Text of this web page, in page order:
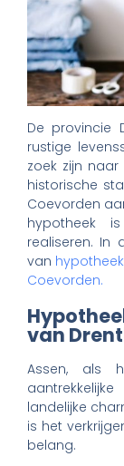
De provincie
rustige
zoek zijn
historische
Coevorden
hypotheek
realiseren.
van
Coevorden.
van
Assen, als
landelijke
is het
belang.